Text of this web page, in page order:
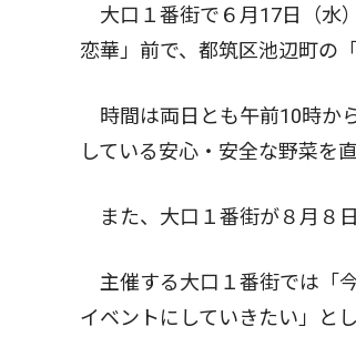
大口１番街で６月17日（水
恋華」前で、都筑区池辺町の
時間は両日とも午前10時か
している安心・安全な野菜を
また、大口１番街が８月８
主催する大口１番街では「
イベントにしていきたい」とし